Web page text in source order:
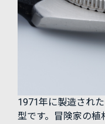
1971年に製造され
型です。冒険家の